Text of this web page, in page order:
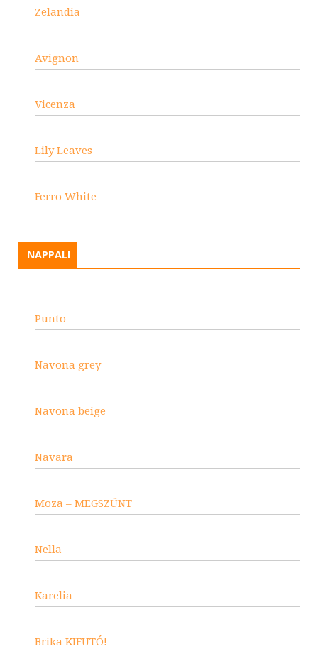
Zelandia
Avignon
Vicenza
Lily Leaves
Ferro White
NAPPALI
Punto
Navona grey
Navona beige
Navara
Moza – MEGSZŰNT
Nella
Karelia
Brika KIFUTÓ!